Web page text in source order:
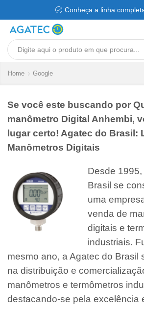
Conheça a linha
Search
Home Google
Se você este buscando por
manômetro Digital Anhembi,
lugar certo! Agatec do Brasil:
Manômetros Digitais
Desde
Brasil se
uma
venda de
digitais e
industriais.
mesmo ano, a Agatec do Brasil
na distribuição e
manômetros e termômetros
destacando-se pela excelência